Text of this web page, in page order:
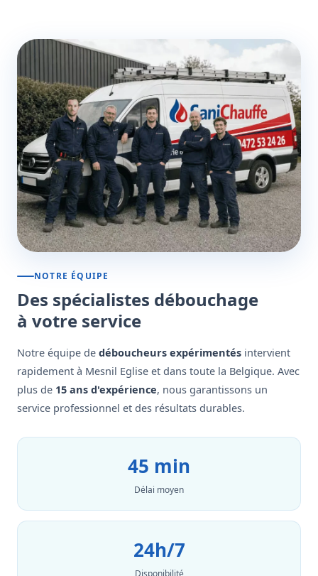
NOTRE ÉQUIPE
Des spécialistes débouchage
à votre service
Notre équipe de déboucheurs expérimentés intervient
rapidement à Mesnil Eglise et dans toute la Belgique. Avec
plus de 15 ans d'expérience, nous garantissons un
service professionnel et des résultats durables.
45 min
Délai moyen
24h/7
Disponibilité